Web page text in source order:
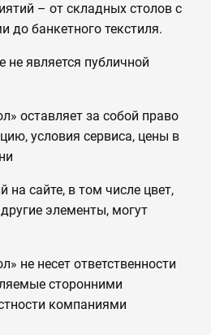
– от складных столов с
до банкетного текстиля.
не является публичной
оставляет за собой право
условия сервиса, цены в
на сайте, в том числе цвет,
элементы, могут
не несет ответственности
сторонними
компаниями